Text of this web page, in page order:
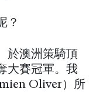
？
於澳洲策騎頂
大賽冠軍。我
Oliver）所